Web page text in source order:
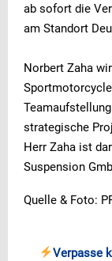
ab sofort die
am Standort
Norbert Zaha
strategische
Herr Zaha ist
Suspension
Quelle & Foto:
Verpasse